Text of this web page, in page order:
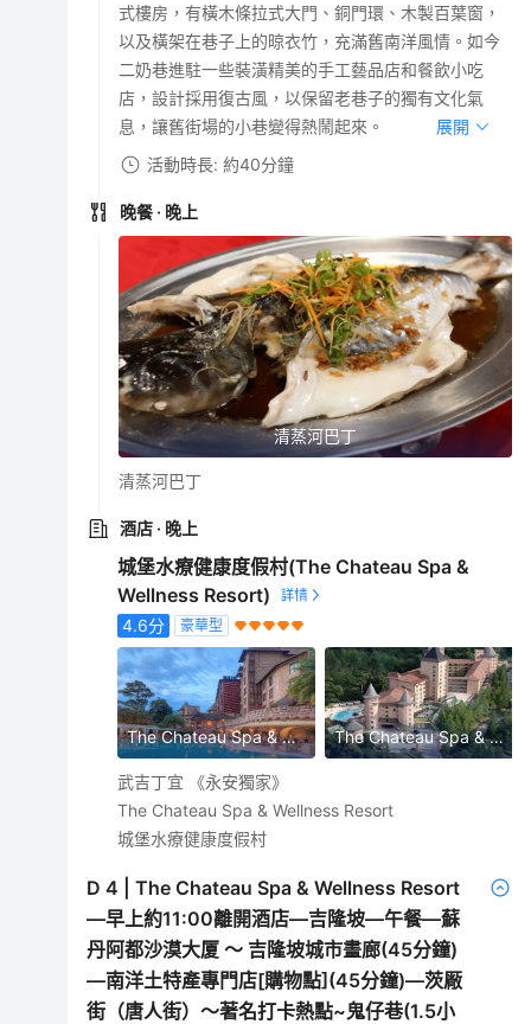
式樓房，有橫木條拉式大門、銅門環、木製百葉窗，
以及橫架在巷子上的晾衣竹，充滿舊南洋風情。如今
二奶巷進駐一些裝潢精美的手工藝品店和餐飲小吃
店，設計採用復古風，以保留老巷子的獨有文化氣
息，讓舊街場的小巷變得熱鬧起來。
展開
活動時長: 約40分鐘
晚餐 · 晚上
清蒸河巴丁
清蒸河巴丁
酒店 · 晚上
城堡水療健康度假村(The Chateau Spa &
Wellness Resort)
4.6分 豪華型
The Chateau Spa & Organic Wellness Resort The Chateau Spa & Organic Wellness Resort
武吉丁宜 《永安獨家》
The Chateau Spa & Wellness Resort
城堡水療健康度假村
D4 |The Chateau Spa & Wellness Resort
—早上約11:00離開酒店—吉隆坡—午餐—蘇
丹阿都沙漠大厦 ～ 吉隆坡城市畫廊(45分鐘)
—南洋土特產專門店[購物點](45分鐘)—茨厰
街（唐人街）～著名打卡熱點~鬼仔巷(1.5小